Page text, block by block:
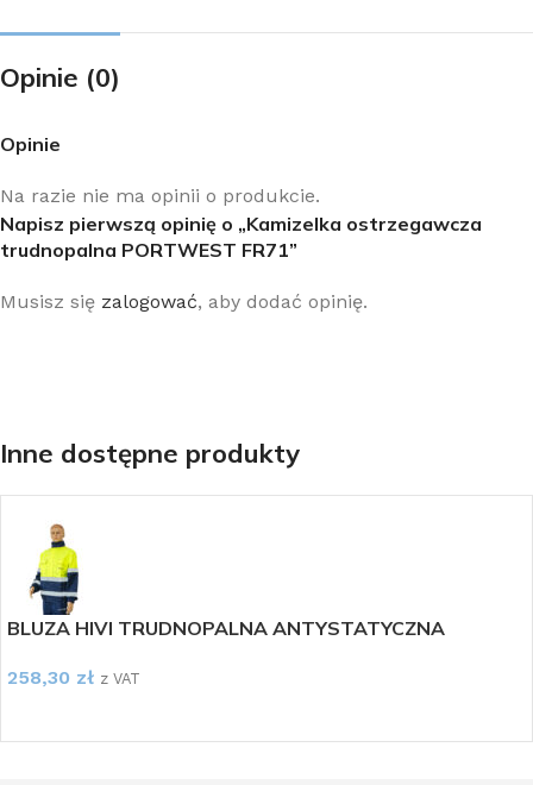
Opinie (0)
Opinie
Na razie nie ma opinii o produkcie.
Napisz pierwszą opinię o „Kamizelka ostrzegawcza
trudnopalna PORTWEST FR71”
Musisz się zalogować, aby dodać opinię.
Inne dostępne produkty
BLUZA HIVI TRUDNOPALNA ANTYSTATYCZNA
258,30 zł z VAT